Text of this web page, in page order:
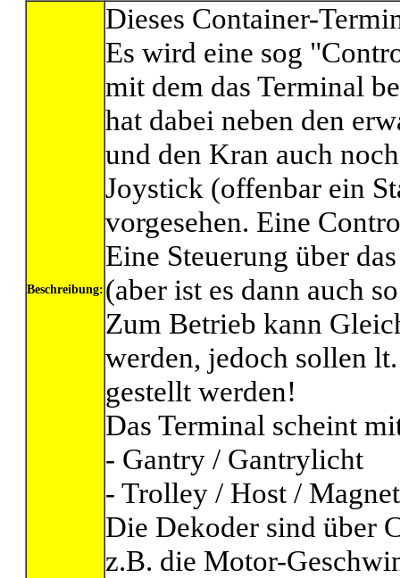
Beschreibung:
Dieses Container-
Es wird eine sog
mit dem das Terminal
hat dabei neben den
und den Kran auch
Joystick (offenbar ein
vorgesehen. Eine
Eine Steuerung über
(aber ist es dann auch
Zum Betrieb kann
werden, jedoch sollen
gestellt werden!
Das Terminal scheint
- Gantry / Gantrylicht
- Trolley / Host /
Die Dekoder sind über
z.B. die Motor-